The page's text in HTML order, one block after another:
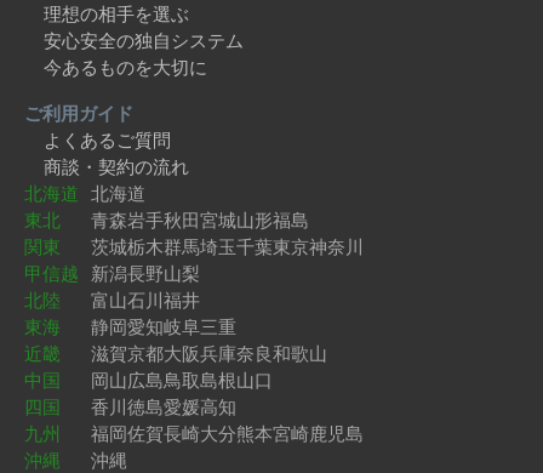
理想の相手を選ぶ
安心安全の独自システム
今あるものを大切に
ご利用ガイド
よくあるご質問
商談・契約の流れ
北海道 北海道
東北
青森岩手秋田宮城山形福島
関東
茨城栃木群馬埼玉千葉東京神奈川
甲信越 新潟長野山梨
北陸
富山石川福井
東海
静岡愛知岐阜三重
近畿
滋賀京都大阪兵庫奈良和歌山
中国
岡山広島鳥取島根山口
四国
香川徳島愛媛高知
九州
福岡佐賀長崎大分熊本宮崎鹿児島
沖縄
沖縄